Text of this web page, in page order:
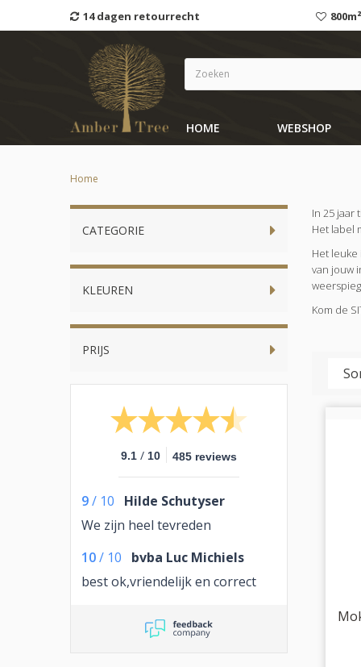
14 dagen retourrecht
HOME WEBSHOP
Home
CATEGORIE
KLEUREN
PRIJS
9.1 / 10 485 reviews
9/ 10
Hilde Schutyser
We zijn heel tevreden
10/ 10
bvba Luc Michiels
best ok,vriendelijk en correct
In 25 jaar
Het label
Het leuke
van jouw
Kom de